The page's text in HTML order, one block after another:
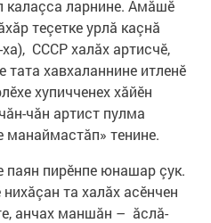
калаçса ларнине. Амăшӗ
теçетке урлă каçнă
ха), СССР халăх артисчӗ,
хавхаланнине итленӗ
хупичченех хăйӗн
чăн артист пулма
тенине.
паян пирӗнпе юнашар çук.
та халăх асӗнчен
анчах маншăн – ăслă-